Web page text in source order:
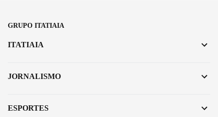
GRUPO ITATIAIA
ITATIAIA
JORNALISMO
ESPORTES